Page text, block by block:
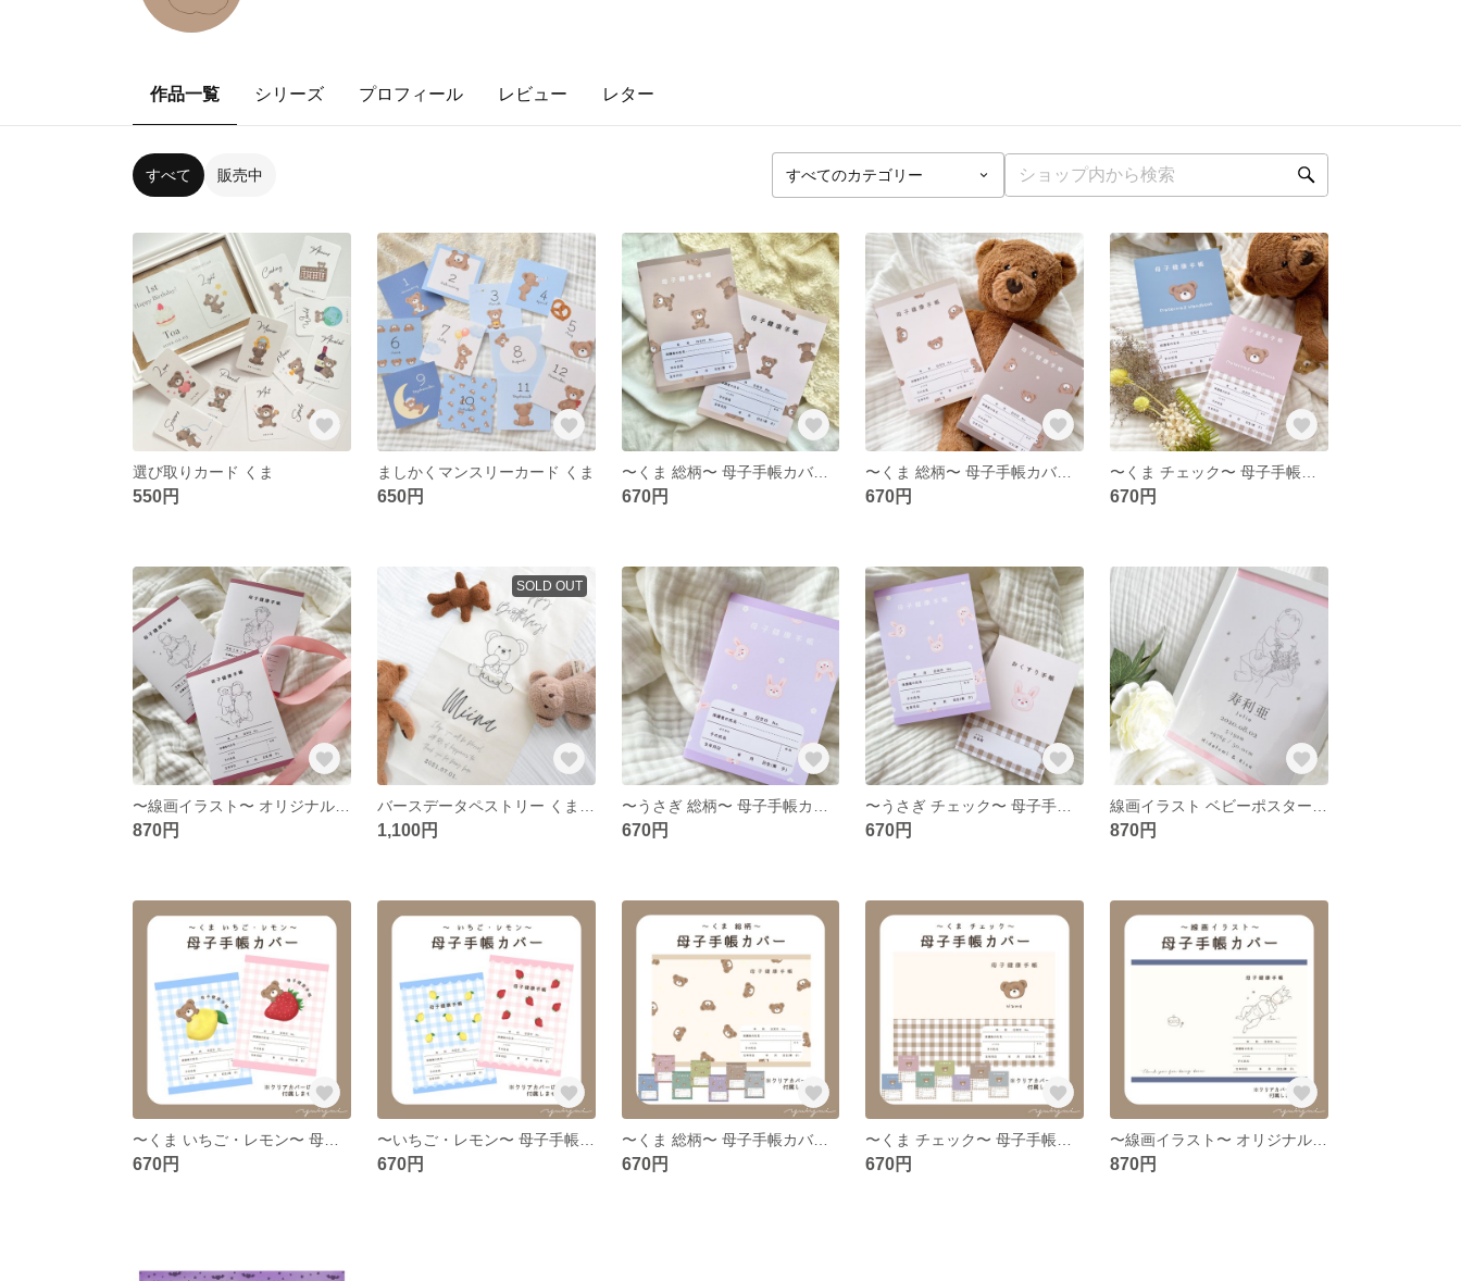
作品一覧 シリーズ プロフィール レビュー レター
すべて 販売中
選び取りカード くま
550円
ましかくマンスリーカード くま
650円
〜くま 総柄〜 母子手帳カバー お薬手帳カバー
670円
〜くま 総柄〜 母子手帳カバー お薬手帳カバー
670円 670円
870円
SOLD OUT
1,100円 670円 670円 870円
670円 670円
〜くま 総柄〜 母子手帳カバー お薬手帳カバー
670円 670円 870円